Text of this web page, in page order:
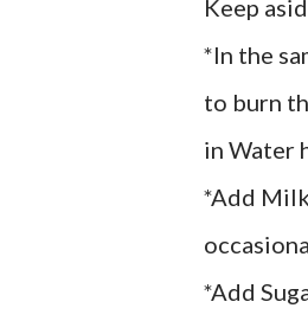
Keep
*In the
to burn
in Water
*Add
*Add